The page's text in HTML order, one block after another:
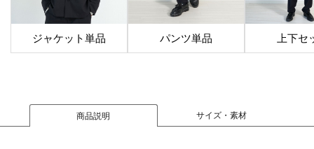
商品説明 サイズ・素材
ジャケット単品 パンツ単品 上下セ